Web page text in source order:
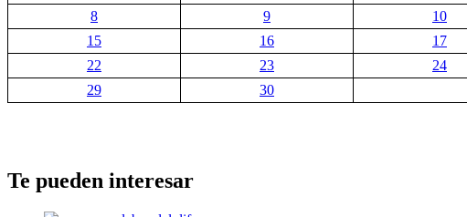
8
9 10
15
16 17
22
23 24
29
30
Te pueden interesar